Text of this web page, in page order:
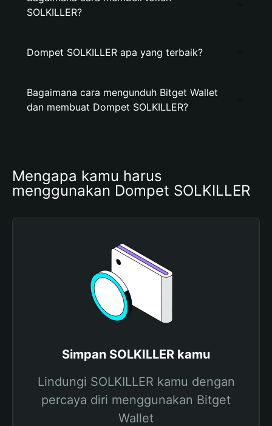
SOLKILLER?
Dompet SOLKILLER apa yang terbaik?
Bagaimana cara mengunduh Bitget Wallet
dan membuat Dompet SOLKILLER?
Mengapa kamu harus
menggunakan Dompet SOLKILLER
Simpan SOLKILLER kamu
Lindungi SOLKILLER kamu dengan
percaya diri menggunakan Bitget
Wallet